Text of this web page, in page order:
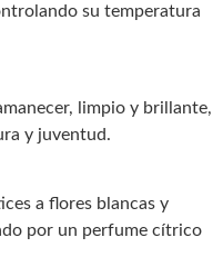
su temperatura
limpio y brillante,
y juventud.
a flores blancas y
por un perfume cítrico